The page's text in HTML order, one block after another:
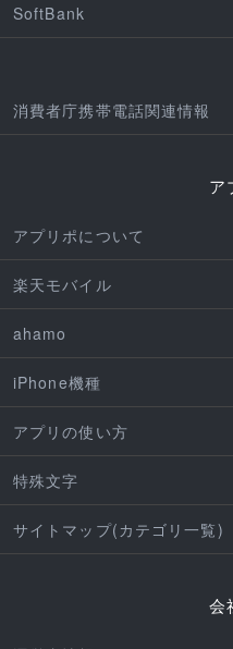
SoftBank
消費者庁携帯電話関連情報
ア
アプリポについて
楽天モバイル
ahamo
iPhone機種
アプリの使い方
特殊文字
サイトマップ(カテゴリ一覧)
会